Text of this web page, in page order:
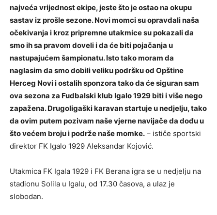
najveća vrijednost ekipe, jeste što je ostao na okupu
sastav iz prošle sezone. Novi momci su opravdali naša
očekivanja i kroz pripremne utakmice su pokazali da
smo ih sa pravom doveli i da će biti pojačanja u
nastupajućem šampionatu. Isto tako moram da
naglasim da smo dobili veliku podršku od Opštine
Herceg Novi i ostalih sponzora tako da će siguran sam
ova sezona za Fudbalski klub Igalo 1929 biti i više nego
zapažena. Drugoligaški karavan startuje u nedjelju, tako
da ovim putem pozivam naše vjerne navijače da dođu u
što većem broju i podrže naše momke. – ističe sportski
direktor FK Igalo 1929 Aleksandar Kojović.
Utakmica FK Igala 1929 i FK Berana igra se u nedjelju na
stadionu Solila u Igalu, od 17.30 časova, a ulaz je
slobodan.